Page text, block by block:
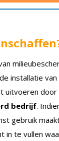
installatie
uitvoeren door
bedrijf.
gebruik
in te vullen